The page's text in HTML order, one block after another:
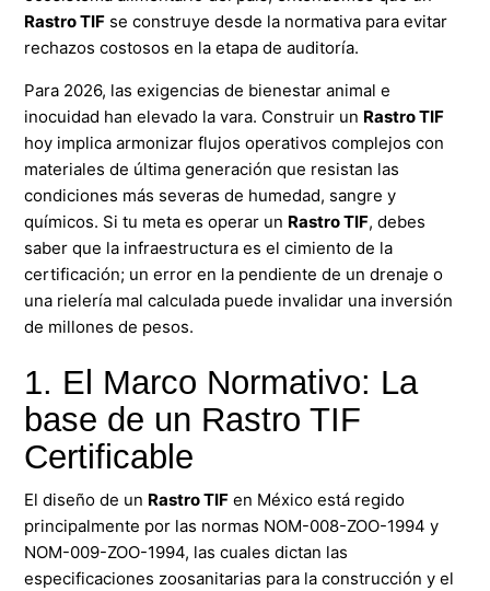
Rastro TIF se construye desde la normativa para evitar
rechazos costosos en la etapa de auditoría.
Para 2026, las exigencias de bienestar animal e
inocuidad han elevado la vara. Construir un Rastro TIF
hoy implica armonizar flujos operativos complejos con
materiales de última generación que resistan las
condiciones más severas de humedad, sangre y
químicos. Si tu meta es operar un Rastro TIF, debes
saber que la infraestructura es el cimiento de la
certificación; un error en la pendiente de un drenaje o
una rielería mal calculada puede invalidar una inversión
de millones de pesos.
1. El Marco Normativo: La
base de un Rastro TIF
Certificable
El diseño de un Rastro TIF en México está regido
principalmente por las normas NOM-008-ZOO-1994 y
NOM-009-ZOO-1994, las cuales dictan las
especificaciones zoosanitarias para la construcción y el